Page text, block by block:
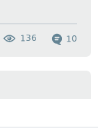
10
136